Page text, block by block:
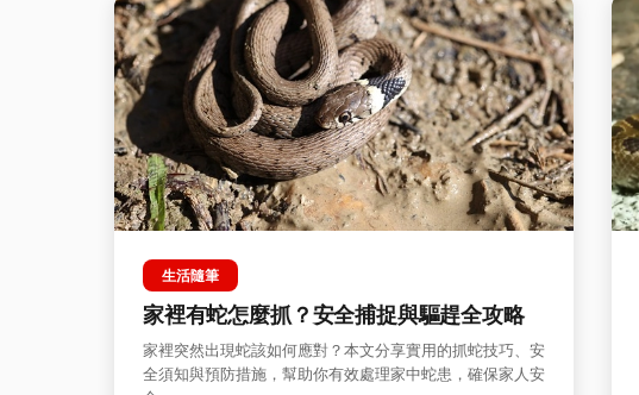
生活隨筆
家裡有蛇怎麼抓？安全捕捉與驅趕全攻略
家裡突然出現蛇該如何應對？本文分享實用的抓蛇技巧、安
全須知與預防措施，幫助你有效處理家中蛇患，確保家人安